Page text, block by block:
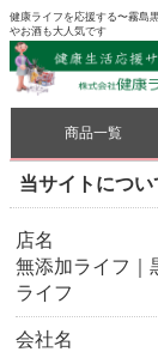
健康ライフを応援する〜霧島
やお酒も大人気です
商品一覧
当サイトについ
店名
無添加ライフ｜
ライフ
会社名